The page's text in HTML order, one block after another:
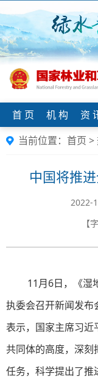
首 页 机 构 资
当前位置： 首页 >
中国将推
2022-
【
11月6日，《湿
执委会召开新闻发布
表示，国家主席习近
共同体的高度，深刻
任务，科学提出了推